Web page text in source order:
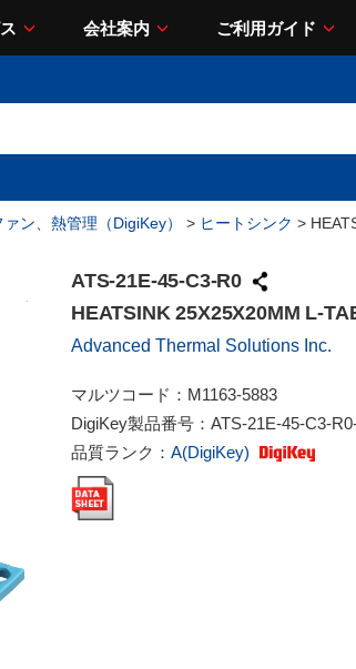
会社案内 ご利用ガイド
ァン、熱管理（DigiKey） > ヒートシンク >
ATS-21E-45-C3-R0
HEATSINK 25X25X20MM L-
Advanced Thermal Solutions Inc.
マルツコード： M1163-5883
DigiKey製品番号： ATS-21E-45-C3-
品質ランク： A(DigiKey)